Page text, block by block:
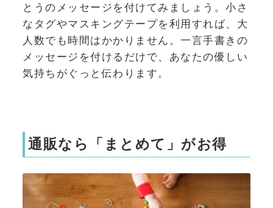
とうのメッセージを付けてみましょう。小さ
なタグやマスキングテープを利用すれば、大
人数でも時間はかかりません。一言手書きの
メッセージを付けるだけで、あなたの優しい
気持ちがぐっと伝わります。
通販なら「まとめて」がお得